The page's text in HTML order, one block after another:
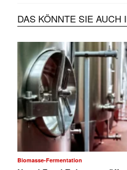
DAS KÖNNTE SIE AUCH
Biomasse-Fermentation